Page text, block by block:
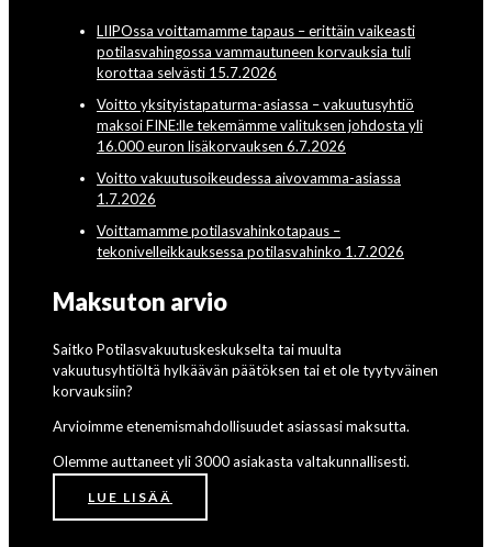
LIIPOssa voittamamme tapaus – erittäin vaikeasti
potilasvahingossa vammautuneen korvauksia tuli
korottaa selvästi 15.7.2026
Voitto yksityistapaturma-asiassa – vakuutusyhtiö
maksoi FINE:lle tekemämme valituksen johdosta yli
16.000 euron lisäkorvauksen 6.7.2026
Voitto vakuutusoikeudessa aivovamma-asiassa
1.7.2026
Voittamamme potilasvahinkotapaus –
tekonivelleikkauksessa potilasvahinko 1.7.2026
Maksuton arvio
Saitko Potilasvakuutuskeskukselta tai muulta
vakuutusyhtiöltä hylkäävän päätöksen tai et ole tyytyväinen
korvauksiin?
Arvioimme etenemismahdollisuudet asiassasi maksutta.
Olemme auttaneet yli 3000 asiakasta valtakunnallisesti.
LUE LISÄÄ